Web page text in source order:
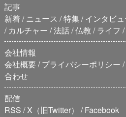
記事
新着
ニュース 特集 インタビ
カルチャー 法話 仏教 ライフ
会社情報
会社概要 プライバシーポリシー
合わせ
配信
RSS
X（旧Twitter） Facebook